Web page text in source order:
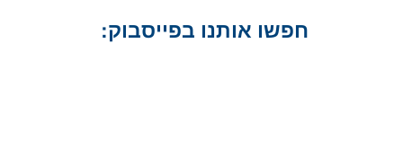
חפשו אותנו בפייסבוק: